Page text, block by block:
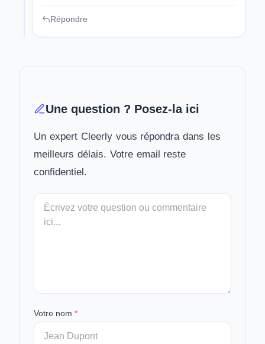
Répondre
Une question ? Posez-la ici
Un expert Cleerly vous répondra dans les
meilleurs délais. Votre email reste
confidentiel.
Votre
message
Votre nom *